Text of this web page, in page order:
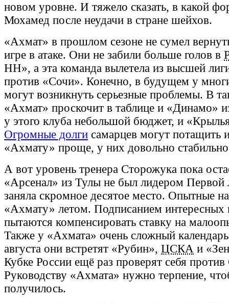
новом уровне. И тяжело сказать, в какой
Мохамед после неудачи в стране шейхов.
«Ахмат» в прошлом сезоне не сумел
игре в атаке. Они не забили больше голов в
НН», а эта команда вылетела из высшей
против «Сочи». Конечно, в будущем у
могут возникнуть серьезные проблемы. В
«Ахмат» проскочит в таблице и «Динамо»
у этого клуба небольшой бюджет, и
Огромные долги самарцев могут потащить
«Ахмату» проще, у них довольно
А вот уровень тренера Сторожука пока
«Арсенал» из Тулы не был лидером Первой
заняла скромное десятое место. Опытные
«Ахмату» летом. Подписанием интересных
пытаются компенсировать ставку на
Также у «Ахмата» очень сложный
августа они встретят «Рубин», ЦСКА и
Кубке России ещё раз проверят себя
Руководству «Ахмата» нужно терпение,
получилось.